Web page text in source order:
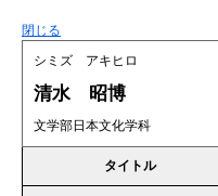
閉じる
シミズ アキヒロ
清水 昭博
文学部日本文化学科
タイトル